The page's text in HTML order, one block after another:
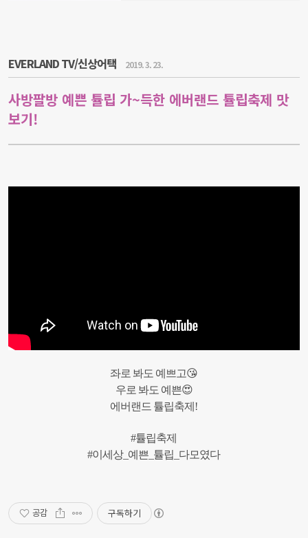
EVERLAND TV/신상어택 2019. 3. 23.
사방팔방 예쁜 튤립 가~득한 에버랜드 튤립축제 맛
보기!
좌로 봐도 예쁘고😘
우로 봐도 예쁜😍
에버랜드 튤립축제!
#튤립축제
#이세상_예쁜_튤립_다모였다
공감 구독하기